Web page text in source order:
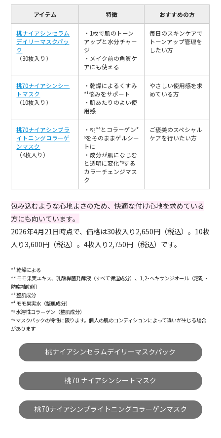
アイテム 特徴 おすすめの方
桃ナイアシンセラム
デイリーマスクパッ
ク
（30枚入り）
・1枚で肌のトーン
アップと水分チャー
ジ
・メイク前の角質ケ
アにも使える
毎日のスキンケアで
トーンアップ管理を
したい方
桃70ナイアシンシー
トマスク
（10枚入り）
・乾燥によるくすみ
*¹悩みをサポート
・肌あたりのよい使
用感
やさしい使用感を求
めている方
桃70ナイアシンブラ
イトニングコラーゲ
ンマスク
（4枚入り）
・桃*⁴とコラーゲン*
⁵をそのままゲルシー
トに
・成分が肌になじむ
と透明に変化*⁶する
カラーチェンジマス
ク
ご褒美のスペシャル
ケアを行いたい方
包み込むような心地よさのため、快適な付け心地を求めている
方にも向いています。
2026年4月21日時点で、価格は30枚入り2,650円（税込）。10枚
入り3,600円（税込）。4枚入り2,750円（税込）です。
*¹ 乾燥による
*² モモ果実エキス、乳酸桿菌発酵液（すべて保湿成分）、1,2-ヘキサンジオール（溶剤・
防腐補助剤）
*³ 整肌成分
*⁴ モモ果実水（整肌成分）
*⁵ 水溶性コラーゲン（整肌成分）
*⁶ マスクパックの特性に限ります。個人の肌のコンディションによって違いが生じる場合
があります
桃ナイアシンセラムデイリーマスクパック
桃70 ナイアシンシートマスク
桃70ナイアシンブライトニングコラーゲンマスク